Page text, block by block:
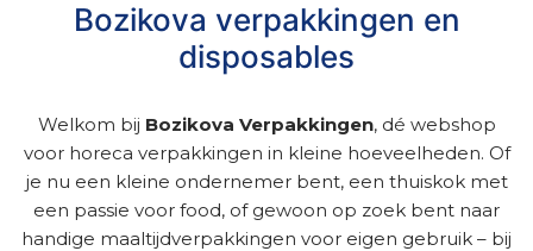
Bozikova verpakkingen en
disposables
Welkom bij Bozikova Verpakkingen, dé webshop
voor horeca verpakkingen in kleine hoeveelheden. Of
je nu een kleine ondernemer bent, een thuiskok met
een passie voor food, of gewoon op zoek bent naar
handige maaltijdverpakkingen voor eigen gebruik – bij